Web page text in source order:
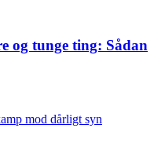
og tunge ting: Sådan